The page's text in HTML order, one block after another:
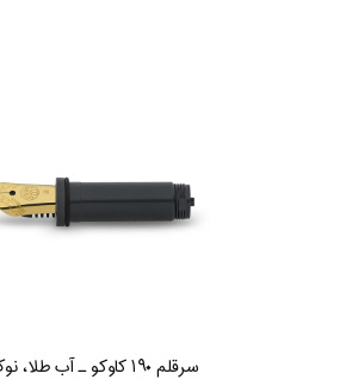
سرقلم ۱۹۰ کاوکو ـ آب طلا، نوک M